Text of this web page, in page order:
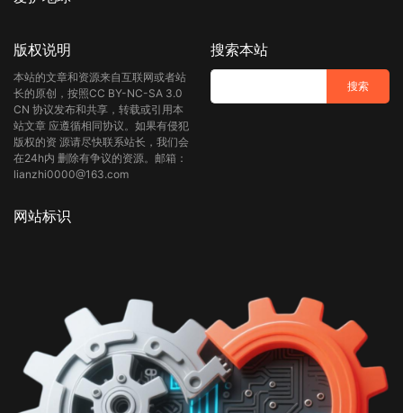
版权说明
本站的文章和资源来自互联网或者站
长的原创，按照CC BY-NC-SA 3.0
CN 协议发布和共享，转载或引用本
站文章 应遵循相同协议。如果有侵犯
版权的资 源请尽快联系站长，我们会
在24h内 删除有争议的资源。邮箱：
lianzhi0000@163.com
搜索本站
网站标识